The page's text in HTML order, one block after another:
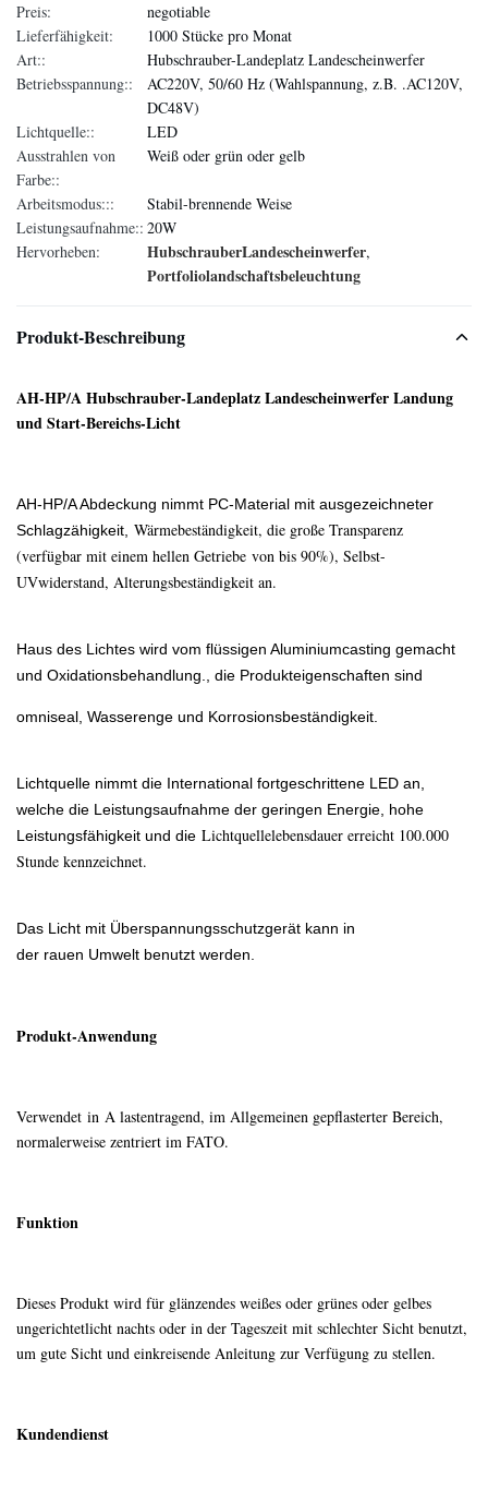
Preis:
negotiable
Lieferfähigkeit:
1000 Stücke pro Monat
Art::
Hubschrauber-Landeplatz Landescheinwerfer
Betriebsspannung::
AC220V, 50/60 Hz (Wahlspannung, z.B. .AC120V,
DC48V)
Lichtquelle::
LED
Ausstrahlen von
Farbe::
Weiß oder grün oder gelb
Arbeitsmodus:::
Stabil-brennende Weise
Leistungsaufnahme:: 20W
Hervorheben:
HubschrauberLandescheinwerfer,
Portfoliolandschaftsbeleuchtung
Produkt-Beschreibung
AH-HP/A Hubschrauber-Landeplatz Landescheinwerfer Landung
und Start-Bereichs-Licht
AH-HP/A Abdeckung nimmt PC-Material mit ausgezeichneter
Schlagzähigkeit, Wärmebeständigkeit, die große Transparenz
(verfügbar mit einem hellen Getriebe von bis 90%), Selbst-
UVwiderstand, Alterungsbeständigkeit an.
Haus des Lichtes wird vom flüssigen Aluminiumcasting gemacht
und Oxidationsbehandlung., die Produkteigenschaften sind
omniseal, Wasserenge und Korrosionsbeständigkeit.
Lichtquelle nimmt die International fortgeschrittene LED an,
welche die Leistungsaufnahme der geringen Energie, hohe
Leistungsfähigkeit und die Lichtquellelebensdauer erreicht 100.000
Stunde kennzeichnet.
Das Licht mit Überspannungsschutzgerät kann in
der rauen Umwelt benutzt werden.
Produkt-Anwendung
Verwendet in A lastentragend, im Allgemeinen gepflasterter Bereich,
normalerweise zentriert im FATO.
Funktion
Dieses Produkt wird für glänzendes weißes oder grünes oder gelbes
ungerichtetlicht nachts oder in der Tageszeit mit schlechter Sicht benutzt,
um gute Sicht und einkreisende Anleitung zur Verfügung zu stellen.
Kundendienst